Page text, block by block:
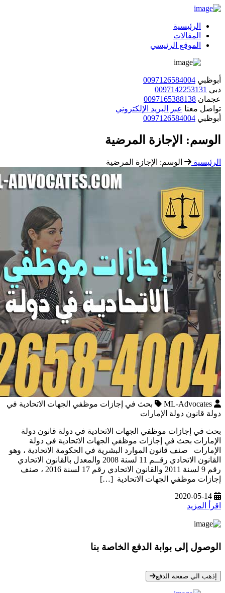
الرئيسية
المقالات
الموقع الرئيسي
أبوظبي 0097126584004
دبي 0097142253131
عجمان 0097165388138
تواصل معنا عبر البريد الإلكتروني
أبوظبي 0097126584004
الوسم: الإجازة المرضية
الرئيسية الوسم: الإجازة المرضية
ML-Advocates
بحث في إجازات موظفي الجهات الاتحادية في
دولة قانون دولة الإمارات
بحث في إجازات موظفي الجهات الاتحادية في دولة قانون دولة
الإمارات بحث في إجازات موظفي الجهات الاتحادية في دولة
الإمارات صنف قانون الموارد البشرية في الحكومة الاتحادية ، وهو
القانون الاتحادي رقــم 11 لسنة 2008 والمعدل بالقانون الاتحادي
رقم 9 لسنة 2011 والقانون الاتحادي رقم 17 لسنة 2016 ، صنف
إجازات موظفي الجهات الاتحادية […]
2020-05-14
اقرأ المزيد
الوصول إلى بوابة الدفع الخاصة بنا
إذهب الي صفحة الدفع